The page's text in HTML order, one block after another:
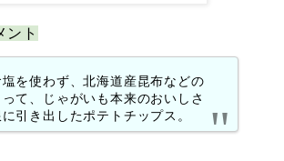
ント
塩を使わず、北海道産昆布などの
って、じゃがいも本来のおいしさ
引き出したポテトチップス。